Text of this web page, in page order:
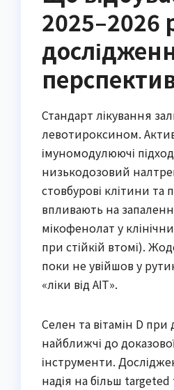
2025–2026
Стандарт лікування
левотироксином.
імуномодулюючі
низькодозовий
стовбурові клітини
впливають на
мікофенолат у
при стійкій втомі).
поки не увійшов у
«ліки від АІТ».
Селен та вітамін D при
найближчі до
інструменти.
надія на більш